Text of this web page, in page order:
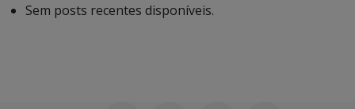
Sem posts recentes disponíveis.